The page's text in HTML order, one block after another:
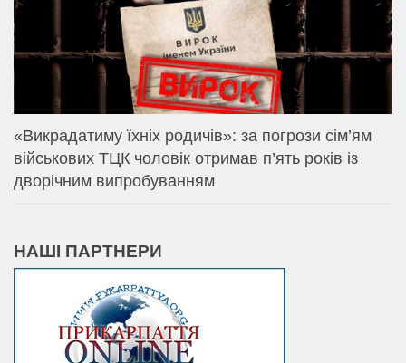
«Викрадатиму їхніх родичів»: за погрози сім’ям
військових ТЦК чоловік отримав п’ять років із
дворічним випробуванням
НАШІ ПАРТНЕРИ